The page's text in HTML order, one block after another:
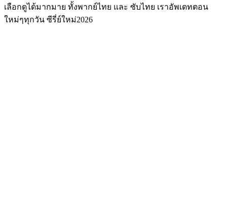
เลือกดูได้มากมาย ทั้งพากย์ไทย และ ซับไทย เราอัพเดทตอน
ใหม่ๆทุกวัน ซีรี่ย์ใหม่2026